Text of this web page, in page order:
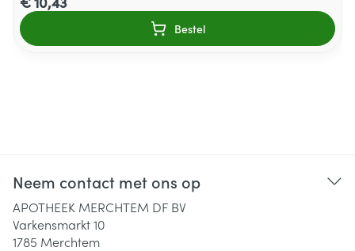
Bestel
Neem contact met ons op
APOTHEEK MERCHTEM DF BV
Varkensmarkt 10
1785 Merchtem